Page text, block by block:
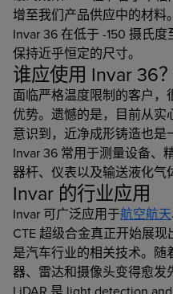
增至我们产品供应中的材料。
Invar 36 在低于 -150 摄氏
保持近乎恒定的尺寸。
谁应使用 Invar 36？
面临严格温度限制的客户，
优势。遗憾的是，目前从实
意识到，近净成形铸造也是
Invar 36 常用于测量设备、
器杆、仪表以及输送液化气
Invar 的行业应用
Invar 可广泛应用于航空航天
CTE 超级合金真正开始展现
是汽车行业的相关技术。
器、雷达和摄像头变得愈发